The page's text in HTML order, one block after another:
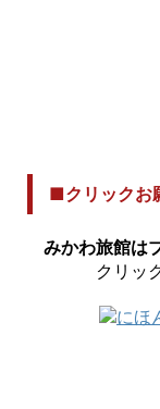
■クリックお
みかわ旅館は
クリッ